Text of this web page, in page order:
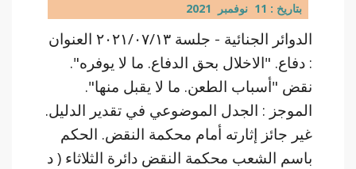
بتاريخ : 11 نوفمبر 2021
الدوائر الجنائية - جلسة ٢٠٢١/٠٧/١٣ العنوان
: دفاع. "الاخلال بحق الدفاع. ما لا يوفره".
نقض "أسباب الطعن. ما لا يقبل منها".
الموجز : الجدل الموضوعي في تقدير الدليل.
غير جائز إثارته أمام محكمة النقض. الحكم
باسم الشعب محكمة النقض دائرة الثلاثاء ( د